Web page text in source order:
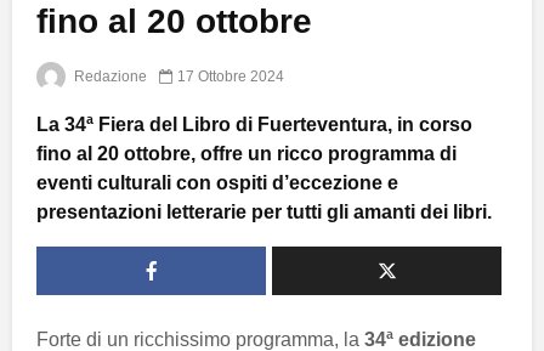
fino al 20 ottobre
Redazione 17 Ottobre 2024
La 34ª Fiera del Libro di Fuerteventura, in corso
fino al 20 ottobre, offre un ricco programma di
eventi culturali con ospiti d’eccezione e
presentazioni letterarie per tutti gli amanti dei libri.
Forte di un ricchissimo programma, la 34ª edizione